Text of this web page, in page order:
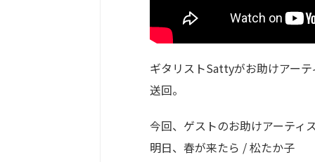
ギタリストSattyがお助けアー
送回。
今回、ゲストのお助けアーティ
明日、春が来たら / 松たか子